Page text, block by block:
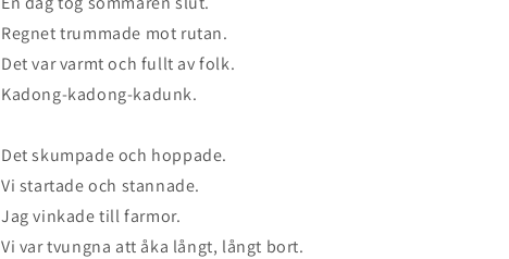
Regnet trummade mot rutan.
Det var varmt och fullt av folk.
Kadong-kadong-kadunk.
Det skumpade och hoppade.
Vi startade och stannade.
Jag vinkade till farmor.
Vi var tvungna att åka långt, långt bort.